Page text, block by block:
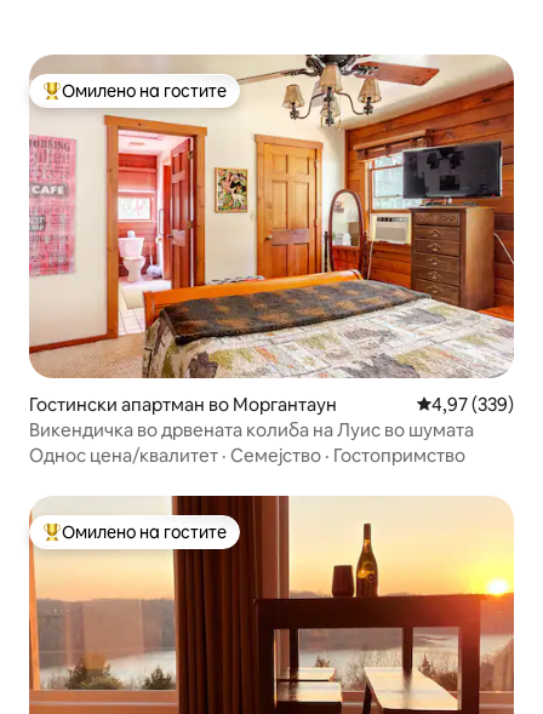
Меѓу најуспешните „Омилени на гостите“
Омилено на гостите
Гостински апартман во Моргантаун Просечна
4,97 (339)
Викендичка во дрвената колиба на Луис во шумата
Однос цена/квалитет · Семејство · Гостопримство
Меѓу најуспешните „Омилени на гостите“
Омилено на гостите